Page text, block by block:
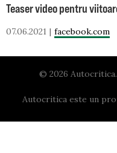
Teaser video pentru
07.06.2021 facebook.com
© 2026
Autocritica este un